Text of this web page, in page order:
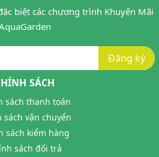
biệt các chương trình Khuyến Mãi
Đăng ký
SÁCH
sách thanh toán
sách vận chuyển
sách kiểm hàng
sách đổi trả